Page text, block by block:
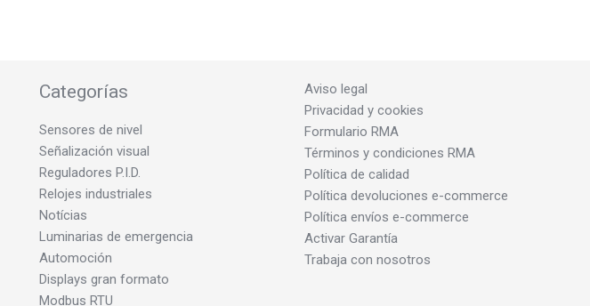
Categorías
Sensores de nivel
Señalización visual
Reguladores P.I.D.
Relojes industriales
Notícias
Luminarias de emergencia
Automoción
Displays gran formato
Modbus RTU
Aviso legal
Privacidad y cookies
Formulario RMA
Términos y condiciones RMA
Política de calidad
Política devoluciones e-commerce
Política envíos e-commerce
Activar Garantía
Trabaja con nosotros